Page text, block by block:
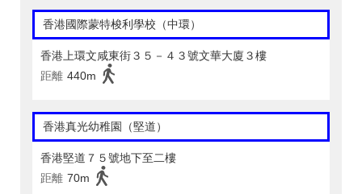
香港國際蒙特梭利學校（中環）
香港上環文咸東街３５－４３號文華大廈３樓
距離 440m
香港真光幼稚園（堅道）
香港堅道７５號地下至二樓
距離 70m